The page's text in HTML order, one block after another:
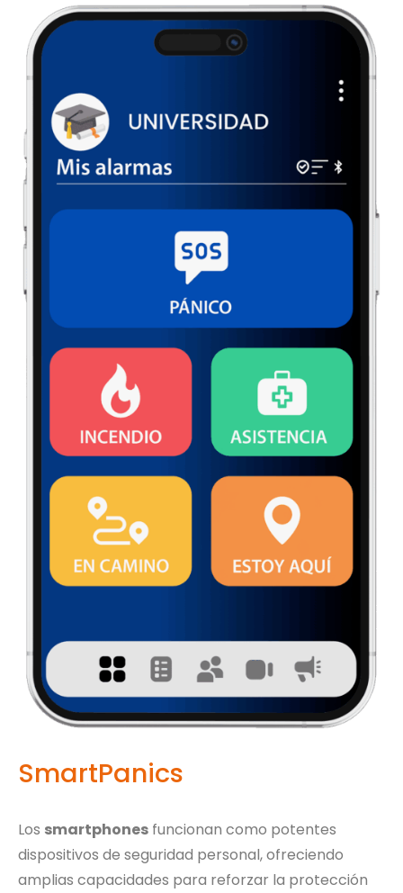
SmartPanics
Los smartphones funcionan como potentes
dispositivos de seguridad personal, ofreciendo
amplias capacidades para reforzar la protección